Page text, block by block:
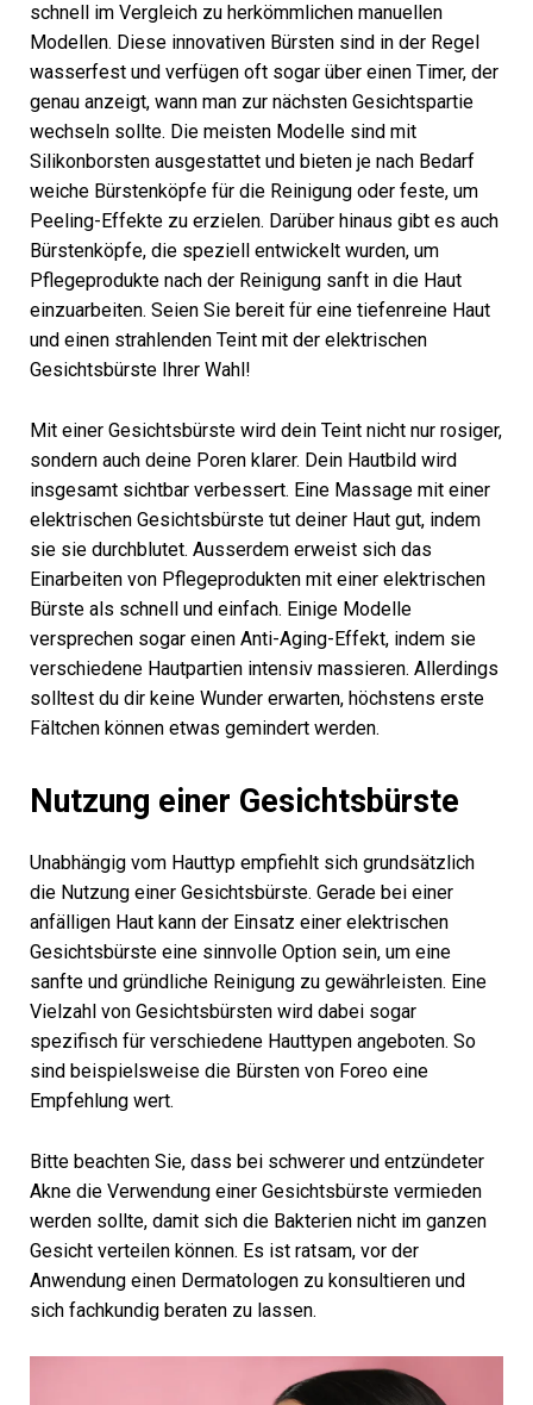
schnell im Vergleich zu herkömmlichen manuellen
Modellen. Diese innovativen Bürsten sind in der Regel
wasserfest und verfügen oft sogar über einen Timer, der
genau anzeigt, wann man zur nächsten Gesichtspartie
wechseln sollte. Die meisten Modelle sind mit
Silikonborsten ausgestattet und bieten je nach Bedarf
weiche Bürstenköpfe für die Reinigung oder feste, um
Peeling-Effekte zu erzielen. Darüber hinaus gibt es auch
Bürstenköpfe, die speziell entwickelt wurden, um
Pflegeprodukte nach der Reinigung sanft in die Haut
einzuarbeiten. Seien Sie bereit für eine tiefenreine Haut
und einen strahlenden Teint mit der elektrischen
Gesichtsbürste Ihrer Wahl!
Mit einer Gesichtsbürste wird dein Teint nicht nur rosiger,
sondern auch deine Poren klarer. Dein Hautbild wird
insgesamt sichtbar verbessert. Eine Massage mit einer
elektrischen Gesichtsbürste tut deiner Haut gut, indem
sie sie durchblutet. Ausserdem erweist sich das
Einarbeiten von Pflegeprodukten mit einer elektrischen
Bürste als schnell und einfach. Einige Modelle
versprechen sogar einen Anti-Aging-Effekt, indem sie
verschiedene Hautpartien intensiv massieren. Allerdings
solltest du dir keine Wunder erwarten, höchstens erste
Fältchen können etwas gemindert werden.
Nutzung einer Gesichtsbürste
Unabhängig vom Hauttyp empfiehlt sich grundsätzlich
die Nutzung einer Gesichtsbürste. Gerade bei einer
anfälligen Haut kann der Einsatz einer elektrischen
Gesichtsbürste eine sinnvolle Option sein, um eine
sanfte und gründliche Reinigung zu gewährleisten. Eine
Vielzahl von Gesichtsbürsten wird dabei sogar
spezifisch für verschiedene Hauttypen angeboten. So
sind beispielsweise die Bürsten von Foreo eine
Empfehlung wert.
Bitte beachten Sie, dass bei schwerer und entzündeter
Akne die Verwendung einer Gesichtsbürste vermieden
werden sollte, damit sich die Bakterien nicht im ganzen
Gesicht verteilen können. Es ist ratsam, vor der
Anwendung einen Dermatologen zu konsultieren und
sich fachkundig beraten zu lassen.